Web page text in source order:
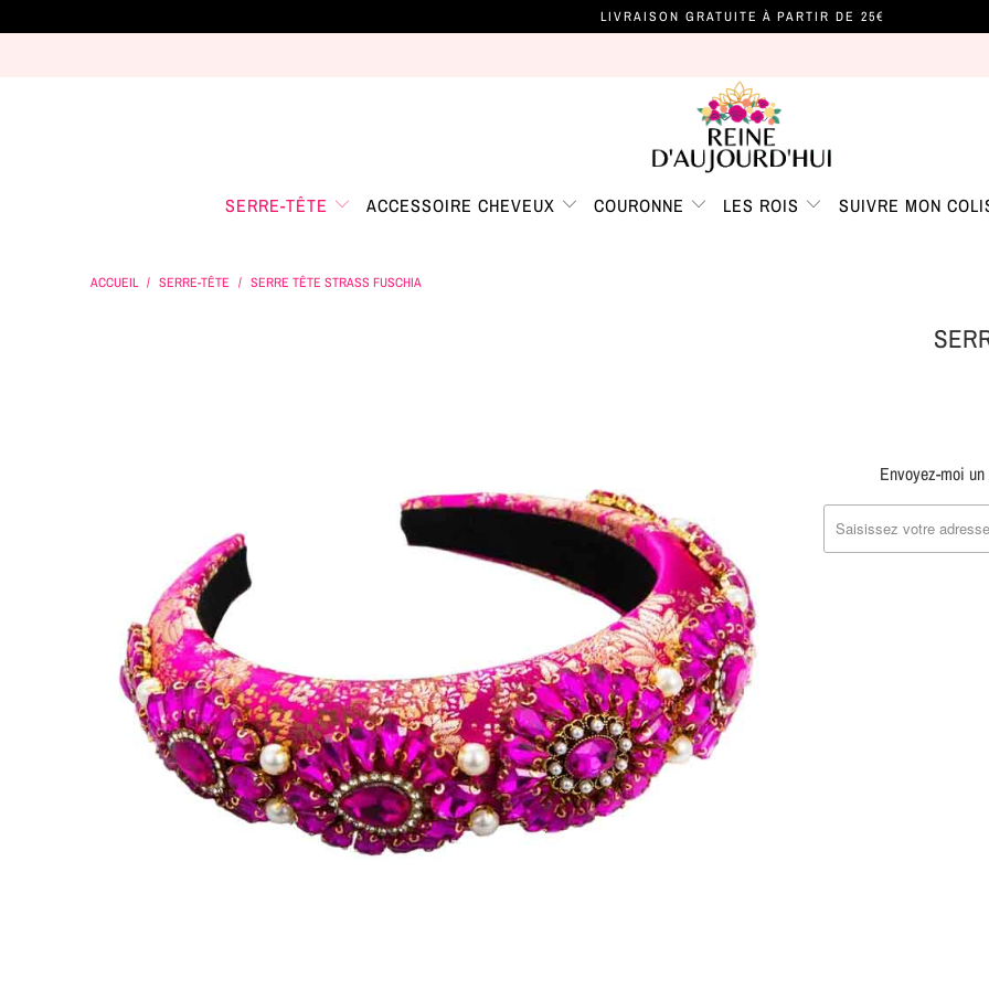
LIVRAISON GRATUITE À PARTIR DE 25€
SERRE-TÊTE ACCESSOIRE CHEVEUX COURONNE LES ROIS SUIVRE MON
ACCUEIL / SERRE-TÊTE / SERRE TÊTE STRASS FUSCHIA
TRANSLATION
MISSING:
Envoyez-moi